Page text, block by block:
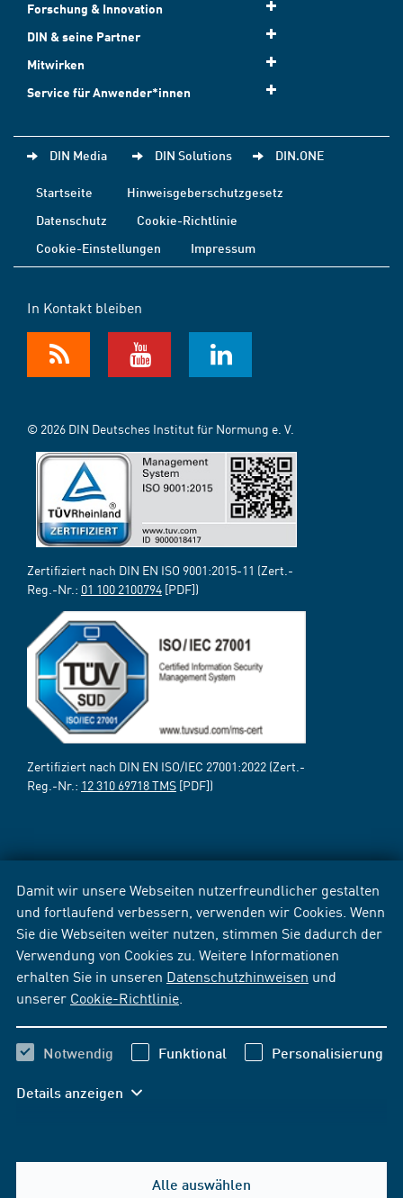
Damit wir unsere Webseiten nutzerfreundlicher gestalten
und fortlaufend verbessern, verwenden wir Cookies. Wenn
Sie die Webseiten weiter nutzen, stimmen Sie dadurch der
Verwendung von Cookies zu. Weitere Informationen
erhalten Sie in unseren Datenschutzhinweisen und
unserer Cookie-Richtlinie
Notwendig Funktional Personalisierung
Details anzeigen
Alle auswählen
Forschung & Innovation
DIN & seine Partner
Mitwirken
Service für Anwender*innen
DIN Media DIN Solutions DIN.ONE
Startseite
Hinweisgeberschutzgesetz
Datenschutz
Cookie-Richtlinie
Cookie-Einstellungen
Impressum
In Kontakt bleiben
© 2026 DIN Deutsches Institut für Normung e. V.
Zertifiziert nach DIN EN ISO 9001:2015-11 (Zert.-
Reg.-Nr.: 01 100 2100794 [PDF])
Zertifiziert nach DIN EN ISO/IEC 27001:2022 (Zert.-
Reg.-Nr.: 12 310 69718 TMS [PDF])